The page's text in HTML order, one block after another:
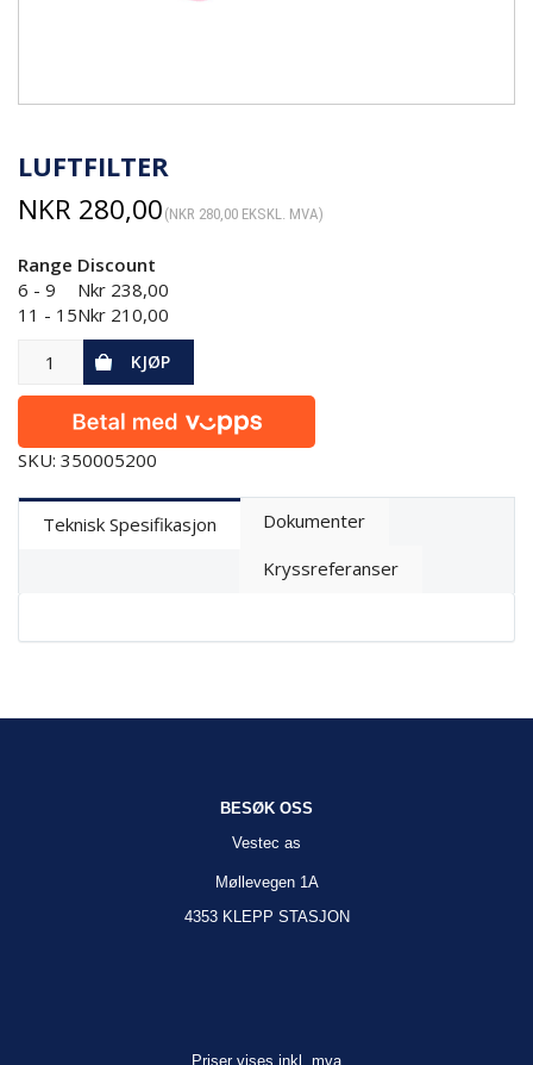
LUFTFILTER
NKR 280,00 (NKR 280,00 EKSKL. MVA)
Range Discount
6 - 9
Nkr 238,00
11 - 15Nkr 210,00
KJØP
SKU: 350005200
Teknisk Spesifikasjon
Dokumenter
Kryssreferanser
BESØK OSS
Vestec as
Møllevegen 1A
4353 KLEPP STASJON
Priser vises inkl. mva